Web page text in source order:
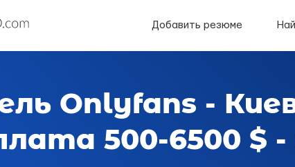
Добавить резюме
Onlyfans -
500-6500 $